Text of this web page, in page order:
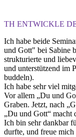
TH ENTWICKLE
Ich habe beide
und Gott" bei Sabine
strukturierte und
und unterstützend im
buddeln).
Ich habe sehr viel
Vor allem „Du und
Graben. Jetzt, nach
„Du und Gott“ macht
Ich bin sehr dankbar
durfte, und freue